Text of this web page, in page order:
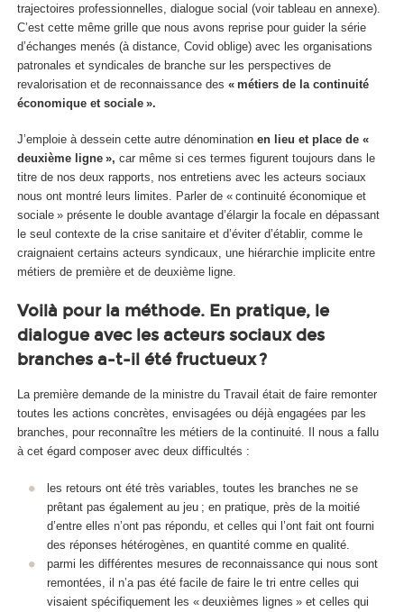
trajectoires professionnelles, dialogue social (voir tableau en annexe).
C’est cette même grille que nous avons reprise pour guider la série
d’échanges menés (à distance, Covid oblige) avec les organisations
patronales et syndicales de branche sur les perspectives de
revalorisation et de reconnaissance des « métiers de la continuité
économique et sociale ».
J’emploie à dessein cette autre dénomination en lieu et place de «
deuxième ligne », car même si ces termes figurent toujours dans le
titre de nos deux rapports, nos entretiens avec les acteurs sociaux
nous ont montré leurs limites. Parler de « continuité économique et
sociale » présente le double avantage d’élargir la focale en dépassant
le seul contexte de la crise sanitaire et d’éviter d’établir, comme le
craignaient certains acteurs syndicaux, une hiérarchie implicite entre
métiers de première et de deuxième ligne.
Voilà pour la méthode. En pratique, le
dialogue avec les acteurs sociaux des
branches a-t-il été fructueux ?
La première demande de la ministre du Travail était de faire remonter
toutes les actions concrètes, envisagées ou déjà engagées par les
branches, pour reconnaître les métiers de la continuité. Il nous a fallu
à cet égard composer avec deux difficultés :
les retours ont été très variables, toutes les branches ne se
prêtant pas également au jeu ; en pratique, près de la moitié
d’entre elles n’ont pas répondu, et celles qui l’ont fait ont fourni
des réponses hétérogènes, en quantité comme en qualité.
parmi les différentes mesures de reconnaissance qui nous sont
remontées, il n’a pas été facile de faire le tri entre celles qui
visaient spécifiquement les « deuxièmes lignes » et celles qui